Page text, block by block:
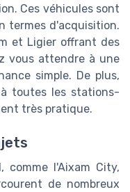
Ces véhicules sont
termes d'acquisition.
et Ligier offrant des
vous attendre à une
simple. De plus,
toutes les stations-
très pratique.
comme l'Aixam City,
de nombreux